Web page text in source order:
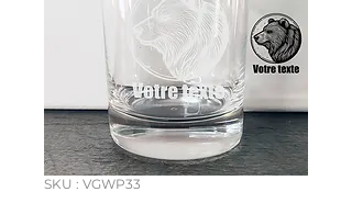
SKU : VGWP33